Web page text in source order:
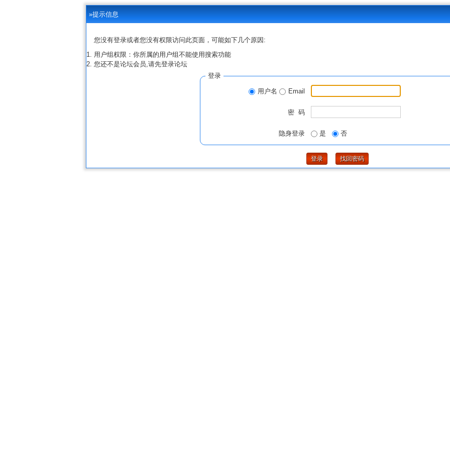
»提示信息
您没有登录或者您没有权限访问此页面，可能如下几个原因:
用户组权限：你所属的用户组不能使用搜索功能
您还不是论坛会员,请先登录论坛
登录
用户名 Email
密 码
隐身登录 是 否